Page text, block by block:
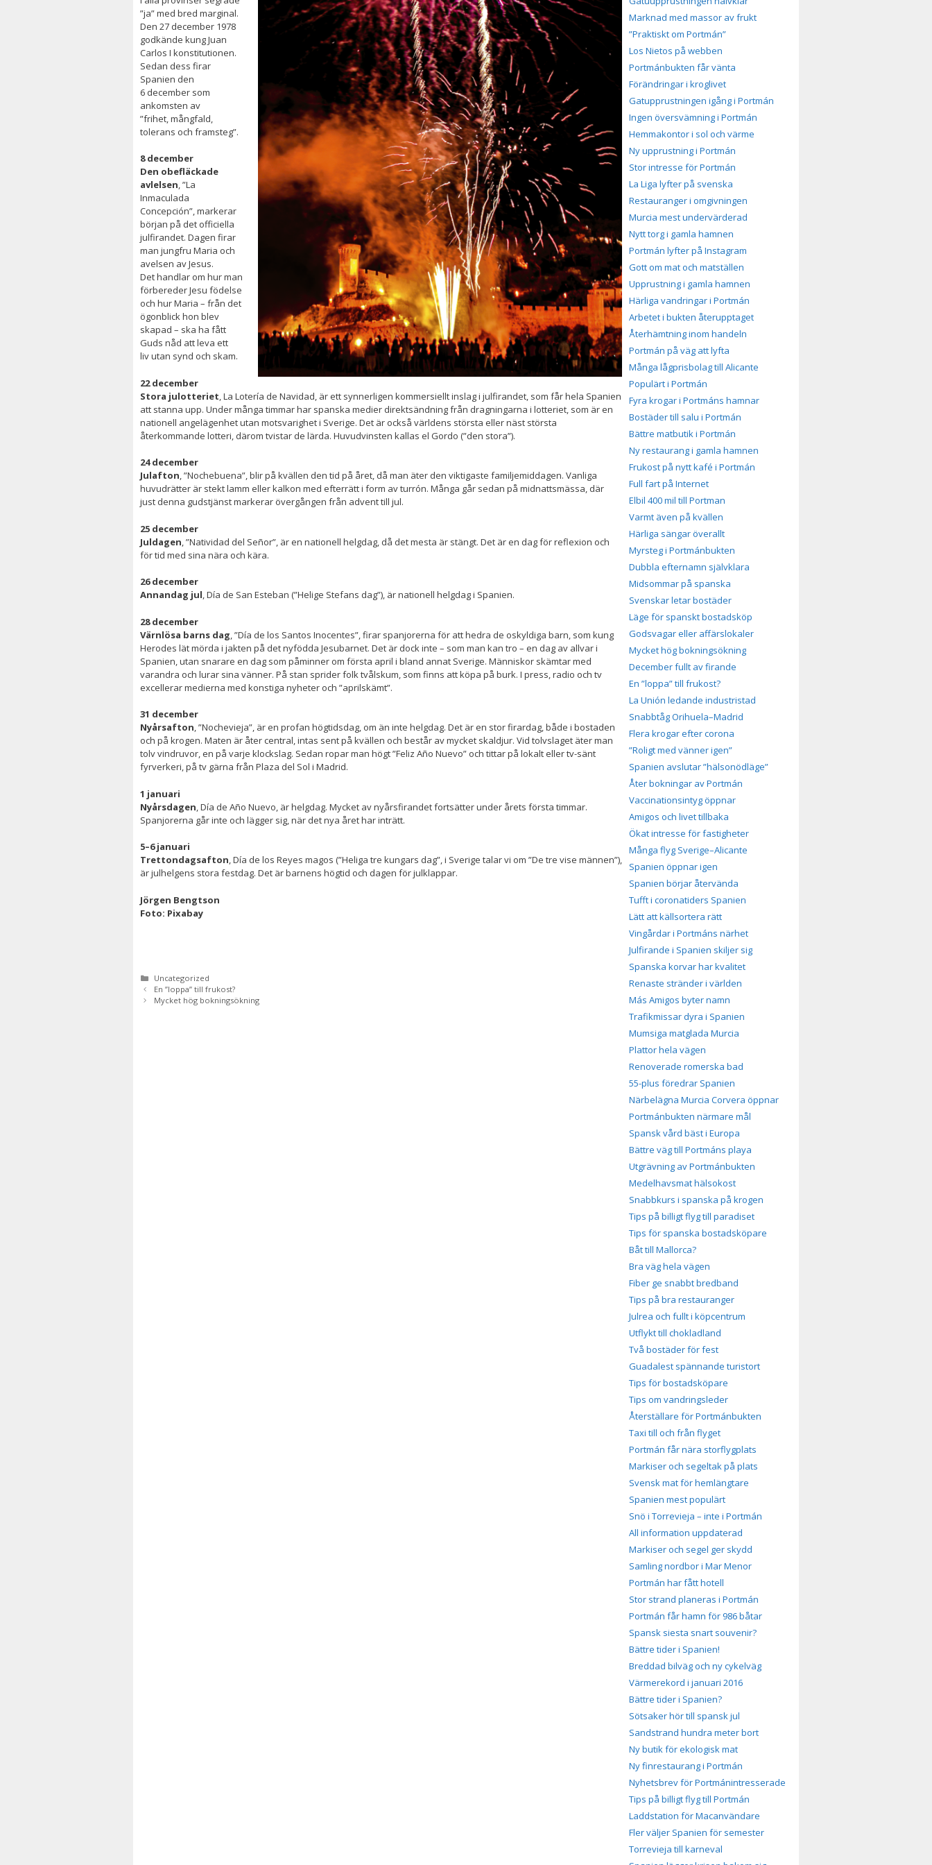
”ja” med bred marginal.
Den 27 december 1978
godkände kung Juan
Carlos I konstitutionen.
Sedan dess firar
Spanien den
6 december som
ankomsten av
”frihet,mångfald,
tolerans och framsteg”.
8 december
Den obefläckade
avlelsen, ”La
Inmaculada
Concepción”, markerar
början på det officiella
julfirandet. Dagen firar
man jungfru Maria och
avelsen av Jesus.
Dethandlar om hur man
förbereder Jesu födelse
och hur Maria – från det
ögonblickhon blev
skapad – ska ha fått
Guds nåd att leva ett
livutan synd och skam.
22 december
Stora julotteriet, La Lotería de Navidad, är ett synnerligen kommersiellt inslag i julfirandet, som får hela Spanien
att stanna upp. Under många timmar har spanska medier direktsändning från dragningarna i lotteriet, som är en
nationell angelägenhet utan motsvarighet i Sverige. Det är också världens största eller näst största
återkommande lotteri, därom tvistar de lärda. Huvudvinsten kallas el Gordo (”den stora”).
24 december
Julafton, ”Nochebuena”, blirpå kvällen den tid på året, då man äter den viktigaste familjemiddagen. Vanliga
huvudrätter är stekt lamm eller kalkon med efterrätt i form av turrón. Många går sedan på midnattsmässa, där
just denna gudstjänst markerar övergången från advent till jul.
25 december
Juldagen, ”Natividad del Señor”, är en nationell helgdag, då det mesta är stängt. Det är en dag för reflexion och
för tid med sina nära och kära.
26 december
Annandag jul, Día de San Esteban (”Helige Stefans dag”), ärnationell helgdag i Spanien.
28 december
Värnlösa barns dag, ”Día de los Santos Inocentes”, firar spanjorerna för att hedra de oskyldiga barn, som kung
Herodes lät mörda i jakten på det nyfödda Jesubarnet. Det är dock inte – som man kan tro – en dag av allvari
Spanien, utan snarare en dag som påminner om första april i bland annat Sverige. Människor skämtar med
varandra och lurar sina vänner. På stan sprider folk tvålskum, som finns att köpa på burk. I press, radio och tv
excellerar medierna med konstiga nyheter och ”aprilskämt”.
31 december
Nyårsafton, ”Nochevieja”, är en profan högtidsdag, om än inte helgdag. Det är en stor firardag, både i bostaden
och på krogen. Maten är åter central, intas sent på kvällen och består av mycket skaldjur. Vid tolvslaget äter man
tolvvindruvor, en på varje klockslag. Sedan ropar man högt ”Feliz Año Nuevo” och tittar på lokalt eller tv-sänt
fyrverkeri, på tv gärna från Plaza del Sol i Madrid.
1 januari
Nyårsdagen, Día de Año Nuevo, är helgdag. Mycket av nyårsfirandet fortsätter under årets första timmar.
Spanjorerna går inte och lägger sig, när det nya året har inträtt.
5–6 januari
Trettondagsafton, Día de los Reyes magos (”Heliga tre kungars dag”, i Sverige talar vi om ”De tre vise männen”),
är julhelgens stora festdag. Det är barnens högtid och dagen för julklappar.
Jörgen Bengtson
Foto: Pixabay
Kategorier
Uncategorized
En ”loppa” till frukost?
Mycket hög bokningsökning
Marknad med massor av frukt
”Praktiskt om Portmán”
Los Nietos på webben
Portmánbukten får vänta
Förändringar i kroglivet
Gatupprustningen igång i Portmán
Ingen översvämning i Portmán
Hemmakontor i sol och värme
Ny upprustning i Portmán
Stor intresse för Portmán
La Liga lyfter på svenska
Restauranger i omgivningen
Murcia mest undervärderad
Nytt torg i gamla hamnen
Portmán lyfter på Instagram
Gott om mat och matställen
Upprustning i gamla hamnen
Härliga vandringar i Portmán
Arbetet i bukten återupptaget
Återhämtning inom handeln
Portmán på väg att lyfta
Många lågprisbolag till Alicante
Populärt i Portmán
Fyra krogar i Portmáns hamnar
Bostäder till salu i Portmán
Bättre matbutik i Portmán
Ny restaurang i gamla hamnen
Frukost på nytt kafé i Portmán
Full fart på Internet
Elbil 400 mil till Portman
Varmt även på kvällen
Härliga sängar överallt
Myrsteg i Portmánbukten
Dubbla efternamn självklara
Midsommar på spanska
Svenskar letar bostäder
Läge för spanskt bostadsköp
Godsvagar eller affärslokaler
Mycket hög bokningsökning
December fullt av firande
En ”loppa” till frukost?
La Unión ledande industristad
Snabbtåg Orihuela–Madrid
Flera krogar efter corona
”Roligt med vänner igen”
Spanien avslutar ”hälsonödläge”
Åter bokningar av Portmán
Vaccinationsintyg öppnar
Amigos och livet tillbaka
Ökat intresse för fastigheter
Många flyg Sverige–Alicante
Spanien öppnar igen
Spanien börjar återvända
Tufft i coronatiders Spanien
Lätt att källsortera rätt
Vingårdar i Portmáns närhet
Julfirande i Spanien skiljer sig
Spanska korvar har kvalitet
Renaste stränder i världen
Más Amigos byter namn
Trafikmissar dyra i Spanien
Mumsiga matglada Murcia
Plattor hela vägen
Renoverade romerska bad
55-plus föredrar Spanien
Närbelägna Murcia Corvera öppnar
Portmánbukten närmare mål
Spansk vård bäst i Europa
Bättre väg till Portmáns playa
Utgrävning av Portmánbukten
Medelhavsmat hälsokost
Snabbkurs i spanska på krogen
Tips på billigt flyg till paradiset
Tips för spanska bostadsköpare
Båt till Mallorca?
Bra väg hela vägen
Fiber ge snabbt bredband
Tips på bra restauranger
Julrea och fullt i köpcentrum
Utflykt till chokladland
Två bostäder för fest
Guadalest spännande turistort
Tips för bostadsköpare
Tips om vandringsleder
Återställare för Portmánbukten
Taxi till och från flyget
Portmán får nära storflygplats
Markiser och segeltak på plats
Svensk mat för hemlängtare
Spanien mest populärt
Snö i Torrevieja – inte i Portmán
All information uppdaterad
Markiser och segel ger skydd
Samling nordbor i Mar Menor
Portmán har fått hotell
Stor strand planeras i Portmán
Portmán får hamn för 986 båtar
Spansk siesta snart souvenir?
Bättre tider i Spanien!
Breddad bilväg och ny cykelväg
Värmerekord i januari 2016
Bättre tider i Spanien?
Sötsaker hör till spansk jul
Sandstrand hundra meter bort
Ny butik för ekologisk mat
Ny finrestaurang i Portmán
Nyhetsbrev för Portmánintresserade
Tips på billigt flyg till Portmán
Laddstation för Macanvändare
Fler väljer Spanien för semester
Torrevieja till karneval
Upplevelse
För att vår
hemsida ska
prestera så
bra som
möjligt
under ditt
besök. Om
du nekar de
här kakorna
kommer viss
funktionalitet
att försvinna
från
hemsidan.
Marknadsföring
Genom att dela
med dig av dina
intressen och ditt
beteende när du
surfar ökar du
chansen att få se
personligt
anpassat innehåll
och erbjudanden.